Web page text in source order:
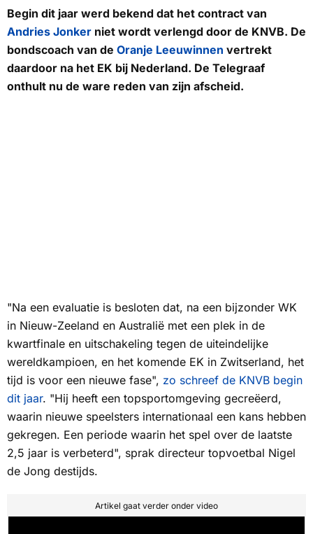
Begin dit jaar werd bekend dat het contract van
Andries Jonker niet wordt verlengd door de KNVB. De
bondscoach van de Oranje Leeuwinnen vertrekt
daardoor na het EK bij Nederland. De Telegraaf
onthult nu de ware reden van zijn afscheid.
"Na een evaluatie is besloten dat, na een bijzonder WK
in Nieuw-Zeeland en Australië met een plek in de
kwartfinale en uitschakeling tegen de uiteindelijke
wereldkampioen, en het komende EK in Zwitserland, het
tijd is voor een nieuwe fase", zo schreef de KNVB begin
dit jaar. "Hij heeft een topsportomgeving gecreëerd,
waarin nieuwe speelsters internationaal een kans hebben
gekregen. Een periode waarin het spel over de laatste
2,5 jaar is verbeterd", sprak directeur topvoetbal Nigel
de Jong destijds.
Artikel gaat verder onder video